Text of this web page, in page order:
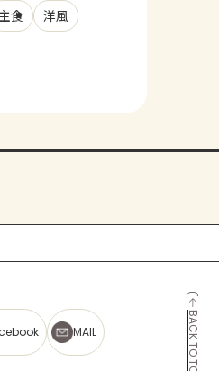
食
洋風
BACK TO TOP
MAIL